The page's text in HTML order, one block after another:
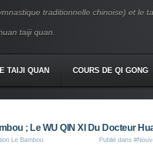
traditionnelle chinoise) et le
taiji quan.
TAIJI QUAN COURS DE QI GONG
; Le WU QIN XI Du Docteur
Le Bambou Publié dans